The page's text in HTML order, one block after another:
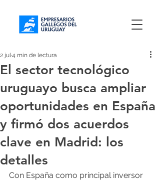
El sector tecnológico
uruguayo busca ampliar
oportunidades en España
y firmó dos acuerdos
clave en Madrid: los
detalles
2 jul4 min de lectura
Con España como principal inversor